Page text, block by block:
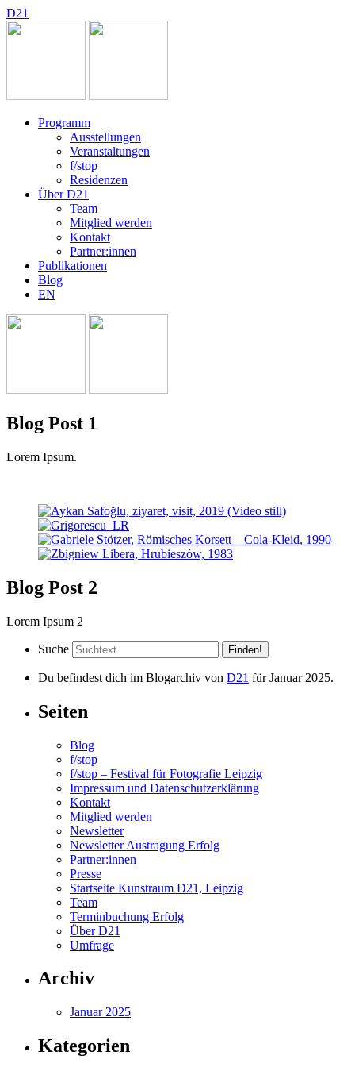
D21
Programm
Ausstellungen
Veranstaltungen
f/stop
Residenzen
Über D21
Team
Mitglied werden
Kontakt
Partner:innen
Publikationen
Blog
EN
Blog Post 1
Lorem Ipsum.
Blog Post 2
Lorem Ipsum 2
Suche
Du befindest dich im Blogarchiv von D21 für Januar 2025.
Seiten
Blog
f/stop
f/stop – Festival für Fotografie Leipzig
Impressum und Datenschutzerklärung
Kontakt
Mitglied werden
Newsletter
Newsletter Austragung Erfolg
Partner:innen
Presse
Startseite Kunstraum D21, Leipzig
Team
Terminbuchung Erfolg
Über D21
Umfrage
Archiv
Januar 2025
Kategorien